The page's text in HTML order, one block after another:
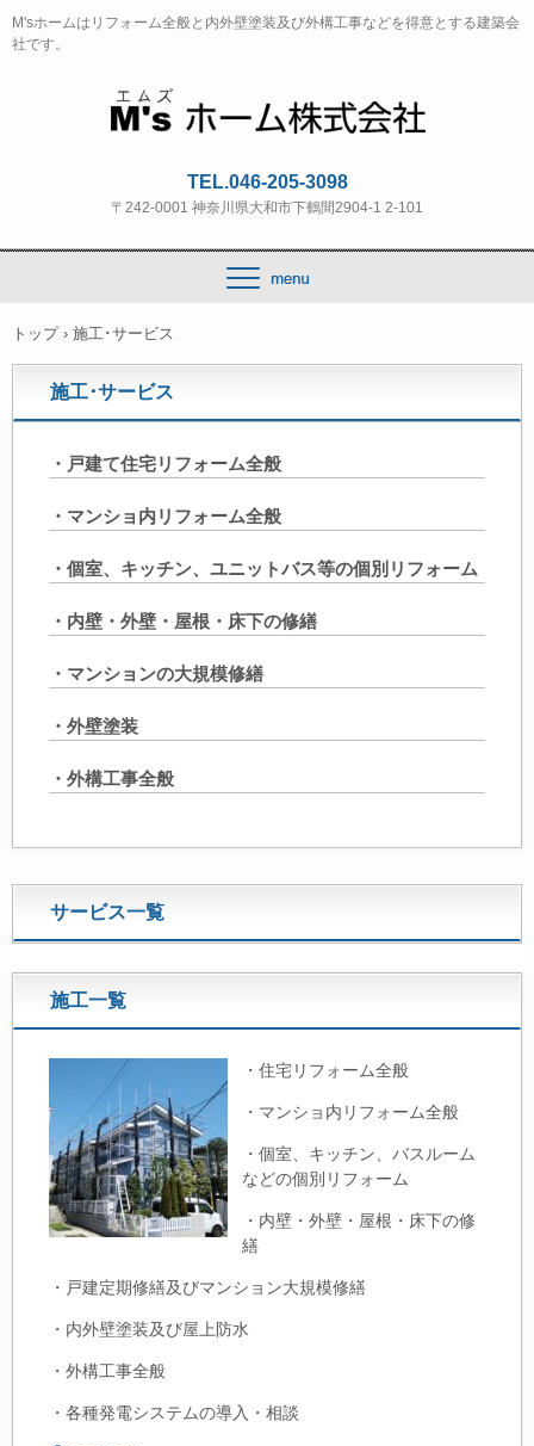
M'sホームはリフォーム全般と内外壁塗装及び外構工事などを得意とする建築会
社です。
TEL.046-205-3098
〒242-0001 神奈川県大和市下鶴間2904-1 2-101
トップ › 施工･サービス
施工･サービス
・戸建て住宅リフォーム全般
・マンショ内リフォーム全般
・個室、キッチン、ユニットバス等の個別リフォーム
・内壁・外壁・屋根・床下の修繕
・マンションの大規模修繕
・外壁塗装
・外構工事全般
サービス一覧
施工一覧
・住宅リフォーム全般
・マンショ内リフォーム全般
・個室、キッチン、バスルーム
などの個別リフォーム
・内壁・外壁・屋根・床下の修
繕
・戸建定期修繕及びマンション大規模修繕
・内外壁塗装及び屋上防水
・外構工事全般
・各種発電システムの導入・相談